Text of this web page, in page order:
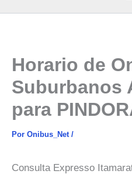
Horario de
Suburbanos
para
Por Onibus_Net /
Consulta Expresso